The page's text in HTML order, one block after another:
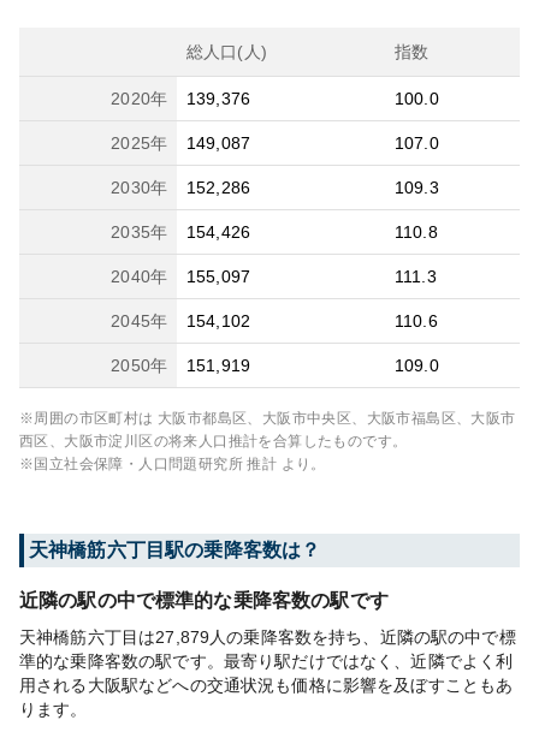
総人口(人) 指数
2020年 139,376 100.0
2025年 149,087 107.0
2030年 152,286 109.3
2035年 154,426 110.8
2040年 155,097 111.3
2045年 154,102 110.6
2050年 151,919 109.0
※周囲の市区町村は 大阪市都島区、大阪市中央区、大阪市福島区、大阪市
西区、大阪市淀川区の将来人口推計を合算したものです。
※国立社会保障・人口問題研究所 推計 より。
天神橋筋六丁目駅の乗降客数は？
近隣の駅の中で標準的な乗降客数の駅です
天神橋筋六丁目は27,879人の乗降客数を持ち、近隣の駅の中で標
準的な乗降客数の駅です。最寄り駅だけではなく、近隣でよく利
用される大阪駅などへの交通状況も価格に影響を及ぼすこともあ
ります。